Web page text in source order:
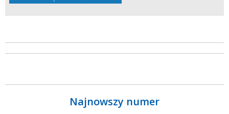
Najnowszy numer